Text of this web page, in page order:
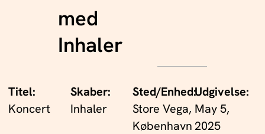
med
Inhaler
Titel:
Koncert
Skaber:
Inhaler
Sted/Enhed:
Store Vega,
København
Udgivelse:
May 5,
2025